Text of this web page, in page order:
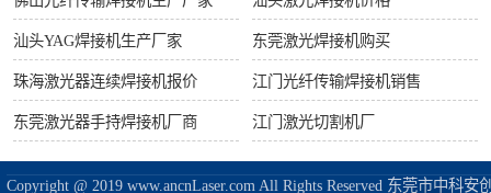
汕头YAG焊接机生产厂家 东莞激光焊接机购买
珠海激光器连续焊接机报价 江门光纤传输焊接机销售
东莞激光器手持焊接机厂商 江门激光切割机厂
Copyright @ 2019 www.ancnLaser.com All Rights Reserved 东莞市中科